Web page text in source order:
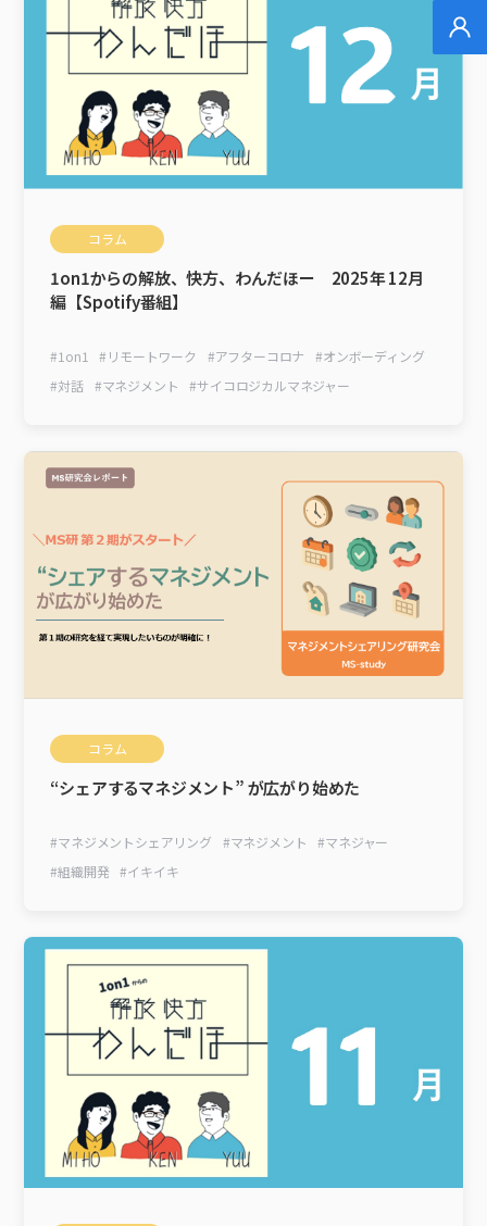
無
コラム
1on1からの解放、快方、わんだほー 2025年 12月
編【Spotify番組】
#1on1 # リモートワーク #アフターコロナ #オンボーディング
#対話 #マネジメント #サイコロジカルマネジャー
コラム
“シェアするマネジメント” が広がり始めた
#マネジメントシェアリング #マネジメント #マネジャー
#組織開発 #イキイキ